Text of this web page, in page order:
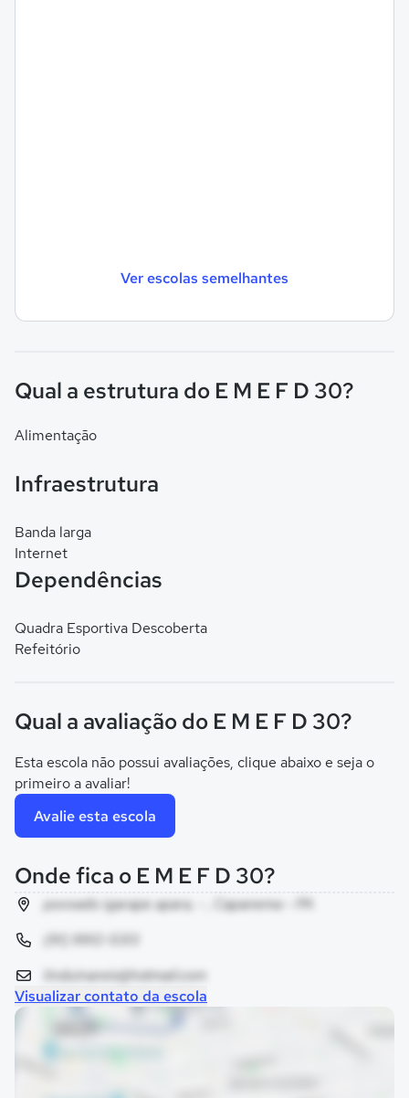
Ver escolas semelhantes
Qual a estrutura do E M E F D 30?
Alimentação
Infraestrutura
Banda larga
Internet
Dependências
Quadra Esportiva Descoberta
Refeitório
Qual a avaliação do E M E F D 30?
Esta escola não possui avaliações, clique abaixo e seja o
primeiro a avaliar!
Avalie esta escola
Onde fica o E M E F D 30?
povoado igarape apara, - , Capanema - PA
(91) 9912-5313
linduinareis@hotmail.com
Visualizar contato da escola